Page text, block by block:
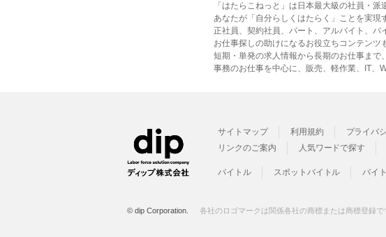
「はたらこねっと」は日本最大級の社員・派
あなたが「自分らしくはたらく」ことを実現
正社員、契約社員、パート、アルバイト、バ
お仕事探しの助けになるお役立ちコンテンツ
短期・単発の求人情報から長期のお仕事まで
事務のお仕事を中心に、販売、軽作業、IT、
サイトマップ 利用規約 プライバ
リンクのご案内
人気ワードで探す
バイトル スポットバイトル バイ
© dip Corporation. 各社のロゴマークは関係各社の商標または商標登録